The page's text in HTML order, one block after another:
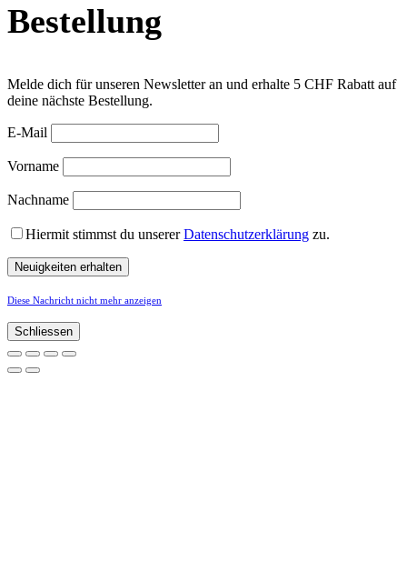
Bestellung
Melde dich für unseren Newsletter an und erhalte 5 CHF Rabatt auf
deine nächste Bestellung.
E-Mail
Vorname
Nachname
Hiermit stimmst du unsererDatenschutzerklärung zu.
Diese Nachricht nicht mehr anzeigen
Schliessen